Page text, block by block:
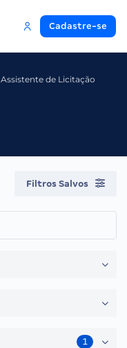
Cadastre-se
Assistente de Licitação
Filtros Salvos
1